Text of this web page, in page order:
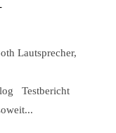
Lautsprecher,
Testbericht